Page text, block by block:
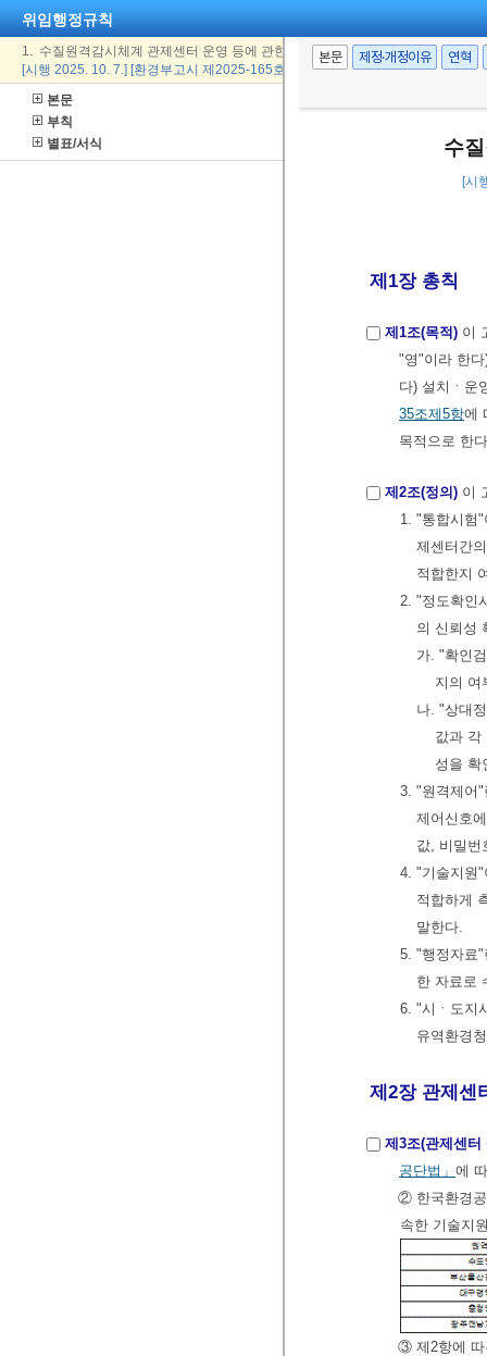
위임행정규칙
1. 수질원격감시체계 관제센터 운영 등에 관한 규정
[시행 2025. 10. 7.] [환경부고시 제2025-165호, 2025. 10. 1., 일부개정]
본문
부칙
별표/서식
본문 제정·개정이유 연혁
수
[시
제1장 총칙
제1조(목적) 이
"영"이라 한
다) 설치ㆍ운
35조제5항에
목적으로 한
제2조(정의) 이
1. "통합시험
제센터간
적합한지
2. "정도확인
의 신뢰성
가. "확인
지의 여
나. "상대
값과 각
성을 확
3. "원격제어
제어신호
값, 비밀번
4. "기술지원"
적합하게
말한다.
5. "행정자료
한 자료로
6. "시ㆍ도지
유역환경
제2장 관제센
제3조(관제센터
공단법」 에
② 한국환경공
속한 기술지
③ 제2항에 따